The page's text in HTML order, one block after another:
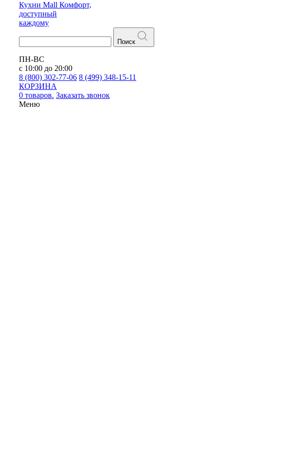
Кухни Mall Комфорт,
доступный
каждому
Поиск
ПН-ВС
с 10:00 до 20:00
8 (800) 302-77-06 8 (499) 348-15-11
КОРЗИНА
0 товаров. Заказать звонок
Меню